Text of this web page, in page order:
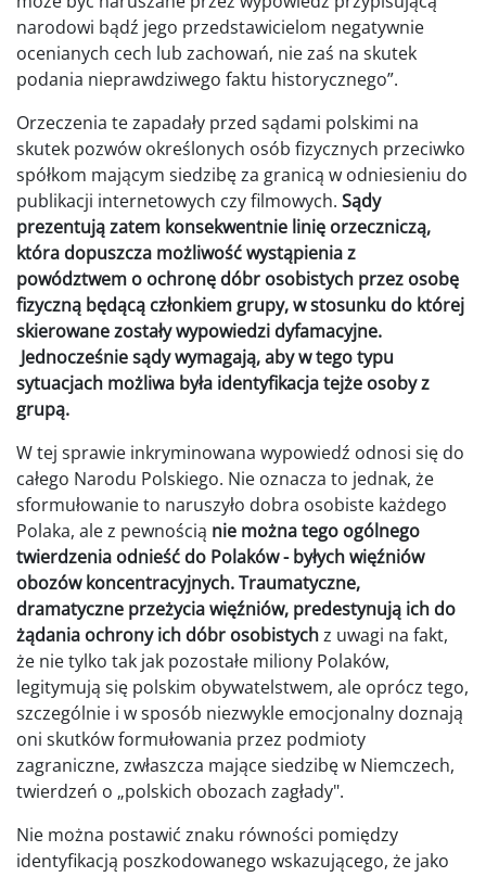
narodowi bądź jego przedstawicielom negatywnie
ocenianych cech lub zachowań, nie zaś na skutek
podania nieprawdziwego faktu historycznego”.
Orzeczenia te zapadały przed sądami polskimi na
skutek pozwów określonych osób fizycznych przeciwko
spółkom mającym siedzibę za granicą w odniesieniu do
publikacji internetowych czy filmowych. Sądy
prezentują zatem konsekwentnie linię orzeczniczą,
która dopuszcza możliwość wystąpienia z
powództwem o ochronę dóbr osobistych przez osobę
fizyczną będącą członkiem grupy, w stosunku do której
skierowane zostały wypowiedzi dyfamacyjne.
Jednocześnie sądy wymagają, aby w tego typu
sytuacjach możliwa była identyfikacja tejże osoby z
grupą.
W tej sprawie inkryminowana wypowiedź odnosi się do
całego Narodu Polskiego. Nie oznacza to jednak, że
sformułowanie to naruszyło dobra osobiste każdego
Polaka, ale z pewnością nie można tego ogólnego
twierdzenia odnieść do Polaków - byłych więźniów
obozów koncentracyjnych. Traumatyczne,
dramatyczne przeżycia więźniów, predestynują ich do
żądania ochrony ich dóbr osobistychz uwagi na fakt,
że nie tylko tak jak pozostałe miliony Polaków,
legitymują się polskim obywatelstwem, ale oprócz tego,
szczególnie i w sposób niezwykle emocjonalny doznają
oni skutków formułowania przez podmioty
zagraniczne, zwłaszcza mające siedzibę w Niemczech,
twierdzeń o „polskich obozach zagłady".
Nie można postawić znaku równości pomiędzy
identyfikacją poszkodowanego wskazującego, że jako